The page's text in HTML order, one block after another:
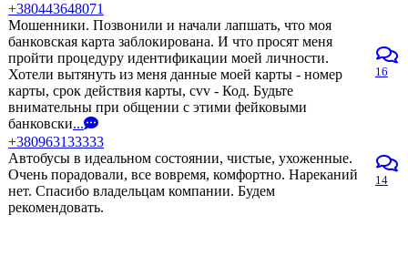
+380443648071
Мошенники. Позвонили и начали лапшать, что моя
банковская карта заблокирована. И что просят меня
пройти процедуру идентификации моей личности.
Хотели вытянуть из меня данные моей карты - номер
карты, срок действия карты, cvv - Код. Будьте
внимательны при общении с этими фейковыми
банковски...
16
+380963133333
Автобусы в идеальном состоянии, чистые, ухоженные.
Очень порадовали, все вовремя, комфортно. Нареканий
нет. Спасибо владельцам компании. Будем
рекомендовать.
14